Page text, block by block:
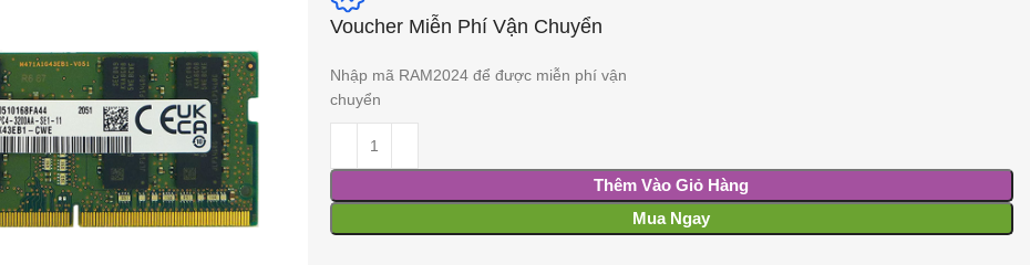
Voucher Miễn Phí Vận Chuyển
Nhập mã RAM2024 để được miễn phí vận
chuyển
Thêm Vào Giỏ Hàng
Mua Ngay